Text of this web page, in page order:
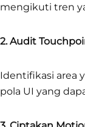
mengikuti tren
2. Audit
Identifikasi area
pola UI yang